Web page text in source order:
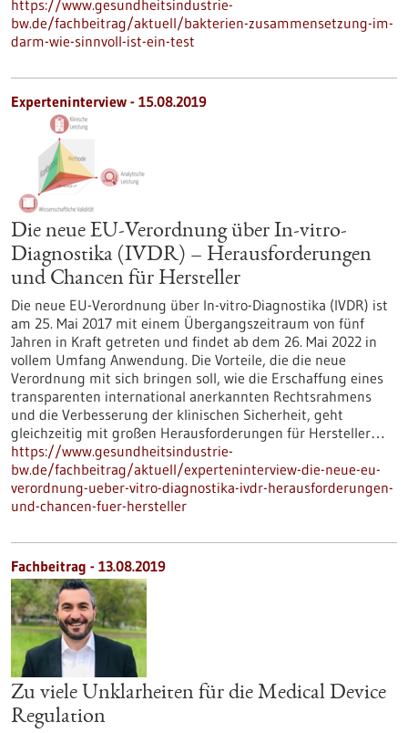
https://www.gesundheitsindustrie-
bw.de/fachbeitrag/aktuell/bakterien-zusammensetzung-im-
darm-wie-sinnvoll-ist-ein-test
Experteninterview - 15.08.2019
Die neue EU-Verordnung über In-vitro-
Diagnostika (IVDR) – Herausforderungen
und Chancen für Hersteller
Die neue EU-Verordnung über In-vitro-Diagnostika (IVDR) ist
am 25. Mai 2017 mit einem Übergangszeitraum von fünf
Jahren in Kraft getreten und findet ab dem 26. Mai 2022 in
vollem Umfang Anwendung. Die Vorteile, die die neue
Verordnung mit sich bringen soll, wie die Erschaffung eines
transparenten international anerkannten Rechtsrahmens
und die Verbesserung der klinischen Sicherheit, geht
gleichzeitig mit großen Herausforderungen für Hersteller…
https://www.gesundheitsindustrie-
bw.de/fachbeitrag/aktuell/experteninterview-die-neue-eu-
verordnung-ueber-vitro-diagnostika-ivdr-herausforderungen-
und-chancen-fuer-hersteller
Fachbeitrag - 13.08.2019
Zu viele Unklarheiten für die Medical Device
Regulation